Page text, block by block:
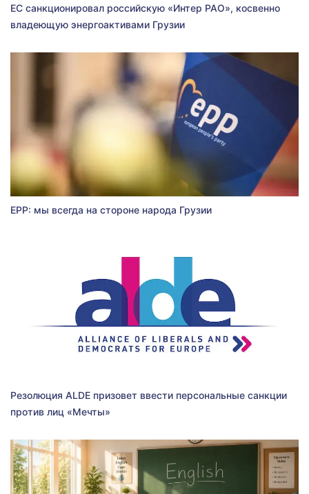
ЕС санкционировал российскую «Интер РАО», косвенно
владеющую энергоактивами Грузии
EPP: мы всегда на стороне народа Грузии
Резолюция ALDE призовет ввести персональные санкции
против лиц «Мечты»